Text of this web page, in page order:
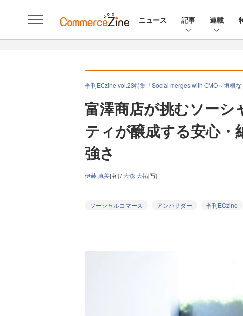
ニュース 記事 連載
季刊ECzine vol.23特集「Social merges with OMO～垣根
富澤商店が挑むソー
ティが醸成する安心・
強さ
伊藤 真美[著] /大森 大祐[写]
ソーシャルコマース アンバサダー 季刊ECzine